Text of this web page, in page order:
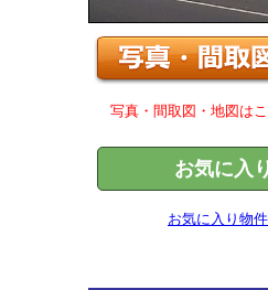
写真・間取図・地図は
お気に入
お気に入り物